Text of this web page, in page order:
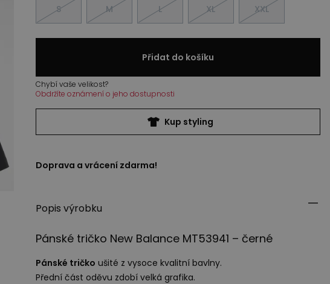
S M L XL XXL
Přidat do košíku
Chybí vaše velikost?
Obdržíte oznámení o jeho dostupnosti
Kup styling
Doprava a vrácení zdarma!
Popis výrobku
Pánské tričko New Balance MT53941 – černé
Pánské tričko ušité z vysoce kvalitní bavlny.
Přední část oděvu zdobí velká grafika.